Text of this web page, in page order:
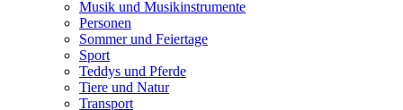
Musik und Musikinstrumente
Personen
Sommer und Feiertage
Sport
Teddys und Pferde
Tiere und Natur
Transport